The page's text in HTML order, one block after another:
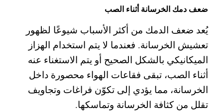
ضعف دمك الخرسانة أثناء الصب
يُعد ضعف الدمك من أكثر الأسباب شيوعًا لظهور
تعشيش الخرسانة. فعندما لا يتم استخدام الهزاز
الميكانيكي بالشكل الصحيح أو يتم الاستغناء عنه
أثناء الصب، تبقى فقاعات الهواء محصورة داخل
الخرسانة، مما يؤدي إلى تكوّن فراغات وتجاويف
تقلل من كثافة الخرسانة وتماسكها.